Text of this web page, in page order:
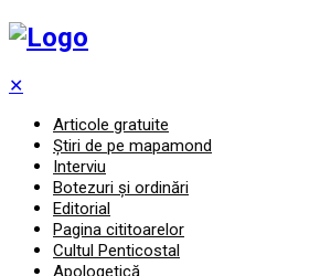
✕
Articole gratuite
Știri de pe mapamond
Interviu
Botezuri și ordinări
Editorial
Pagina cititoarelor
Cultul Penticostal
Apologetică